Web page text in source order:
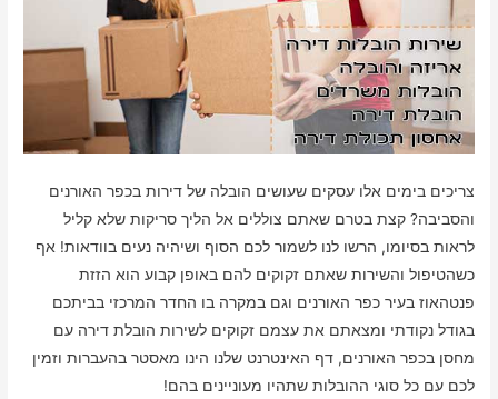
צריכים בימים אלו עסקים שעושים הובלה של דירות בכפר האורנים
והסביבה? קצת בטרם שאתם צוללים אל הליך סריקות שלא קליל
לראות בסיומו, הרשו לנו לשמור לכם הסוף ושיהיה נעים בוודאות! אף
כשהטיפול והשירות שאתם זקוקים להם באופן קבוע הוא הזזת
פנטהאוז בעיר כפר האורנים וגם במקרה בו החדר המרכזי בביתכם
בגודל נקודתי ומצאתם את עצמם זקוקים לשירות הובלת דירה עם
מחסן בכפר האורנים, דף האינטרנט שלנו הינו מאסטר בהעברות וזמין
לכם עם כל סוגי ההובלות שתהיו מעוניינים בהם!